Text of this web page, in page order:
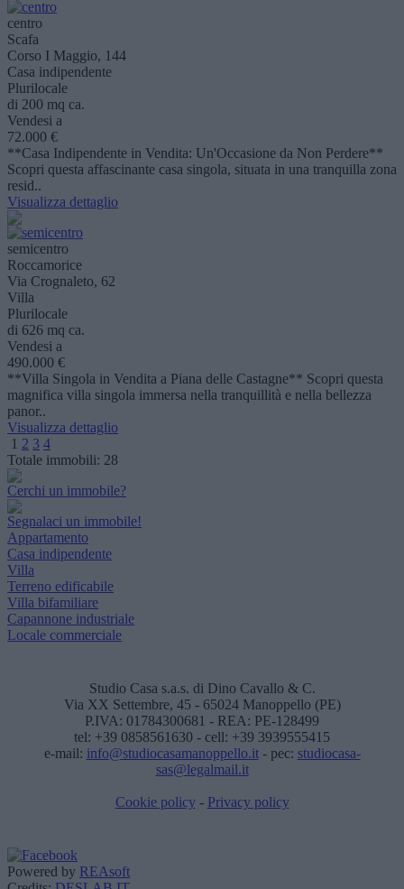
centro
Scafa
Corso I Maggio, 144
Casa indipendente
Plurilocale
di 200 mq ca.
Vendesi a
72.000 €
**Casa Indipendente in Vendita: Un'Occasione da Non Perdere**
Scopri questa affascinante casa singola, situata in una tranquilla zona
resid..
Visualizza dettaglio
semicentro
Roccamorice
Via Crognaleto, 62
Villa
Plurilocale
di 626 mq ca.
Vendesi a
490.000 €
**Villa Singola in Vendita a Piana delle Castagne** Scopri questa
magnifica villa singola immersa nella tranquillità e nella bellezza
panor..
Visualizza dettaglio
1 2 3 4
Totale immobili: 28
Cerchi un immobile?
Segnalaci un immobile!
Appartamento
Casa indipendente
Villa
Terreno edificabile
Villa bifamiliare
Capannone industriale
Locale commerciale
Studio Casa s.a.s. di Dino Cavallo & C.
Via XX Settembre, 45 - 65024 Manoppello (PE)
P.IVA: 01784300681 - REA: PE-128499
tel: +39 0858561630 - cell: +39 3939555415
e-mail: info@studiocasamanoppello.it- pec: studiocasa-
sas@legalmail.it
Cookie policy- Privacy policy
Powered by REAsoft